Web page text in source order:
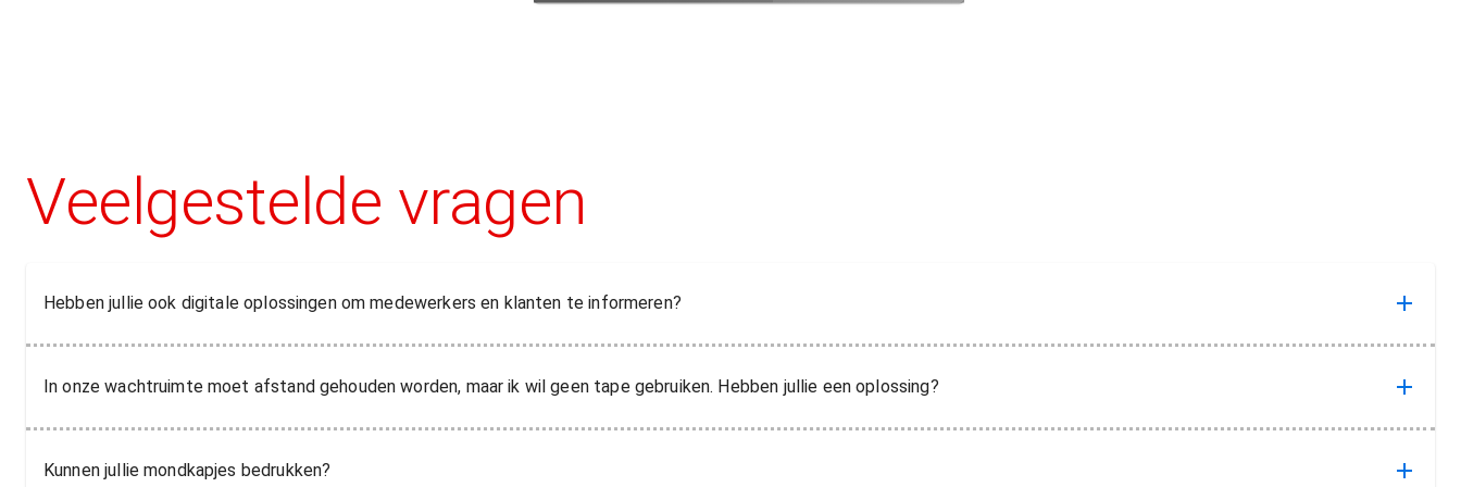
Veelgestelde vragen
Hebben jullie ook digitale oplossingen om medewerkers en klanten te informeren?
In onze wachtruimte moet afstand gehouden worden, maar ik wil geen tape gebruiken. Hebben jullie een oplossing?
Kunnen jullie mondkapjes bedrukken?